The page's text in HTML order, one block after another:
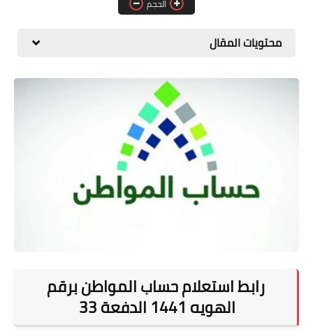
المطبخ
اقتصاد
سيارات
علوم وتكنولوجيا
وظائف خالية
الحجم
محتويات المقال
رابط استعلام حساب المواطن برقم
الهويه 1441 الدفعة 33